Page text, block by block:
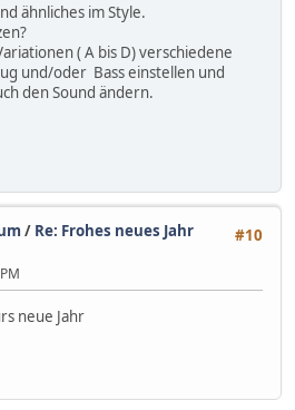
ähnliches im Style.
( A bis D) verschiedene
und/oder Bass einstellen und
den Sound ändern.
#10
/ Re: Frohes neues Jahr
neue Jahr